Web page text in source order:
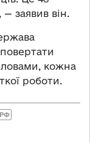
заявив він.
кожна
роботи.